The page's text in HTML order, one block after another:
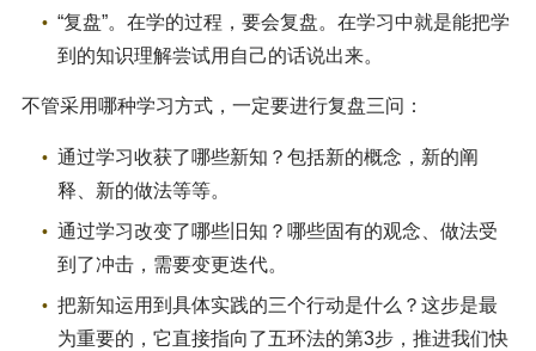
“复盘”。在学的过程，要会复盘。在学习中就是能把学
到的知识理解尝试用自己的话说出来。
不管采用哪种学习方式，一定要进行复盘三问：
通过学习收获了哪些新知？包括新的概念，新的阐
释、新的做法等等。
通过学习改变了哪些旧知？哪些固有的观念、做法受
到了冲击，需要变更迭代。
把新知运用到具体实践的三个行动是什么？这步是最
为重要的，它直接指向了五环法的第3步，推进我们快